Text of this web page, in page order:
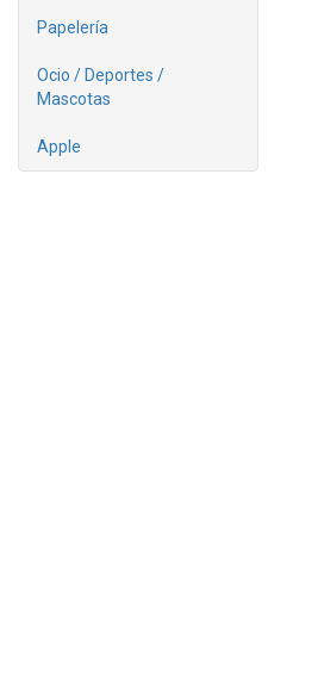
Papelería
Ocio / Deportes /
Mascotas
Apple